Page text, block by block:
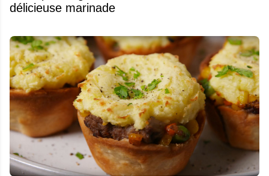
délicieuse marinade